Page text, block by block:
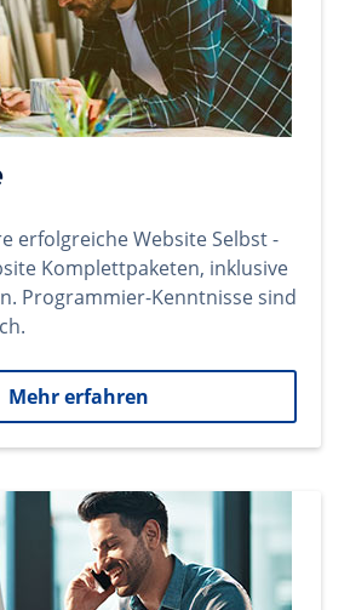
erfolgreiche Website Selbst -
Komplettpaketen, inklusive
Programmier-Kenntnisse sind
Mehr erfahren